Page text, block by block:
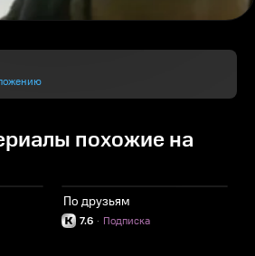
похожие на
По друзьям
7.6 Подписка
·